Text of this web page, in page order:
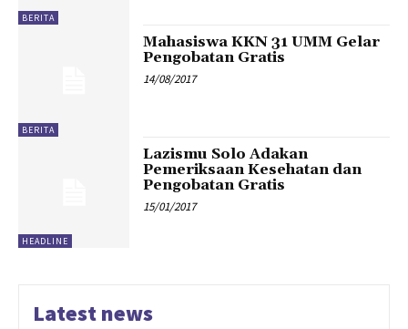
BERITA
BERITA
Mahasiswa KKN 31 UMM Gelar
Pengobatan Gratis
14/08/2017
HEADLINE
Lazismu Solo Adakan
Pemeriksaan Kesehatan dan
Pengobatan Gratis
15/01/2017
Latest news